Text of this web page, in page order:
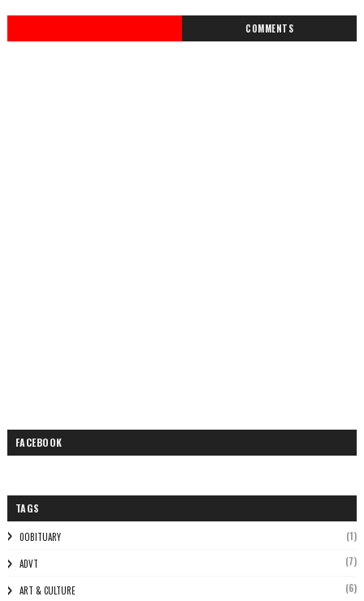
COMMENTS
FACEBOOK
TAGS
0OBITUARY (1)
ADVT (7)
ART & CULTURE (6)